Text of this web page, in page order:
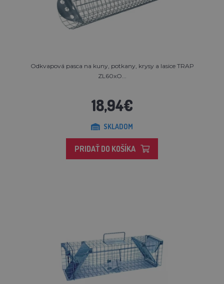
Odkvapová pasca na kuny, potkany, krysy a lasice TRAP
ZL60xO...
18,94€
SKLADOM
PRIDAŤ DO KOŠÍKA